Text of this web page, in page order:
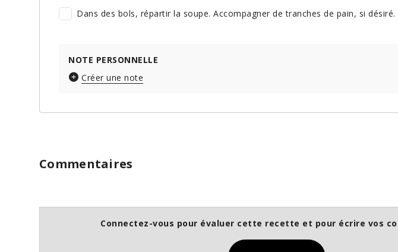
Dans des bols, répartir la soupe. Accompagner de tranches de pain, si désiré.
NOTE PERSONNELLE
Créer une note
Commentaires
Connectez-vous pour évaluer cette recette et pour écrire vos